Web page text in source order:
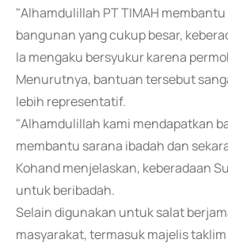
"Alhamdulillah PT TIMAH
bangunan yang cukup besar,
Ia mengaku bersyukur karena
Menurutnya, bantuan tersebut
lebih representatif.
"Alhamdulillah kami mendapatkan
membantu sarana ibadah dan
Kohand menjelaskan, keberadaan
untuk beribadah.
Selain digunakan untuk salat
masyarakat, termasuk majelis